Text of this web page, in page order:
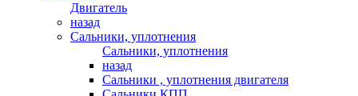
Двигатель
назад
Сальники, уплотнения
Сальники, уплотнения
назад
Сальники , уплотнения двигателя